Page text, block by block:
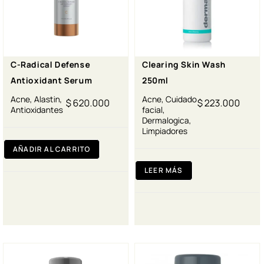
C-Radical Defense
Antioxidant Serum
Acne, Alastin,
Antioxidantes
$620.000
AÑADIR AL CARRITO
Clearing Skin Wash
250ml
Acne, Cuidado
facial,
Dermalogica,
Limpiadores
$223.000
LEER MÁS